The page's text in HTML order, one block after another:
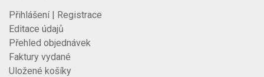
Přihlášení | Registrace
Editace údajů
Přehled objednávek
Faktury vydané
Uložené košíky